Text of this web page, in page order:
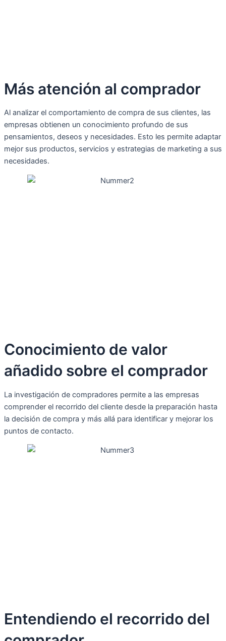
Más atención al comprador
Al analizar el comportamiento de compra de sus clientes, las
empresas obtienen un conocimiento profundo de sus
pensamientos, deseos y necesidades. Esto les permite adaptar
mejor sus productos, servicios y estrategias de marketing a sus
necesidades.
Conocimiento de valor
añadido sobre el comprador
La investigación de compradores permite a las empresas
comprender el recorrido del cliente desde la preparación hasta
la decisión de compra y más allá para identificar y mejorar los
puntos de contacto.
Entendiendo el recorrido del